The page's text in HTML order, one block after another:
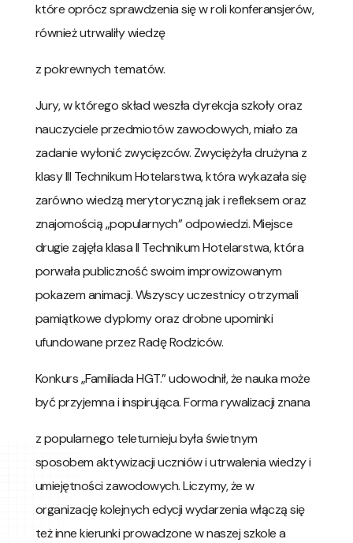
które oprócz sprawdzenia się w roli konferansjerów,
również utrwaliły wiedzę
z pokrewnych tematów.
Jury, w którego skład weszła dyrekcja szkoły oraz
nauczyciele przedmiotów zawodowych, miało za
zadanie wyłonić zwycięzców. Zwyciężyła drużyna z
klasy III Technikum Hotelarstwa, która wykazała się
zarówno wiedzą merytoryczną jak i refleksem oraz
znajomością „popularnych” odpowiedzi. Miejsce
drugie zajęła klasa II Technikum Hotelarstwa, która
porwała publiczność swoim improwizowanym
pokazem animacji. Wszyscy uczestnicy otrzymali
pamiątkowe dyplomy oraz drobne upominki
ufundowane przez Radę Rodziców.
Konkurs „Familiada HGT.” udowodnił, że nauka może
być przyjemna i inspirująca. Forma rywalizacji znana
z popularnego teleturnieju była świetnym
sposobem aktywizacji uczniów i utrwalenia wiedzy i
umiejętności zawodowych. Liczymy, że w
organizację kolejnych edycji wydarzenia włączą się
też inne kierunki prowadzone w naszej szkole a